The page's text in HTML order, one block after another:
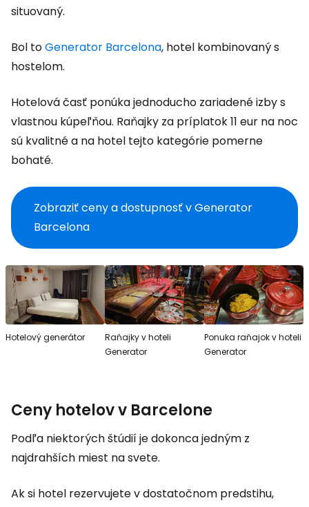
situovaný.
Bol toGenerator Barcelona, hotel kombinovaný s
hostelom.
Hotelová časť ponúka jednoducho zariadené izby s
vlastnou kúpeľňou. Raňajky za príplatok 11 eur na noc
sú kvalitné a na hotel tejto kategórie pomerne
bohaté.
Zobraziť ceny a dostupnosť v Generator
Barcelona
Hotelový generátor
Raňajky v hoteli
Generator
Ponuka raňajok v hoteli
Generator
Ceny hotelov v Barcelone
Podľa niektorých štúdií je dokonca jedným z
najdrahších miest na svete.
Ak si hotel rezervujete v dostatočnom predstihu,